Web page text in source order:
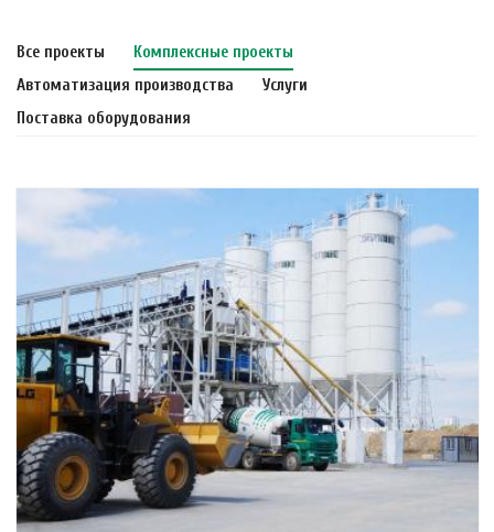
Все проекты
Комплексные проекты
Автоматизация производства
Услуги
Поставка оборудования
Смотреть проект